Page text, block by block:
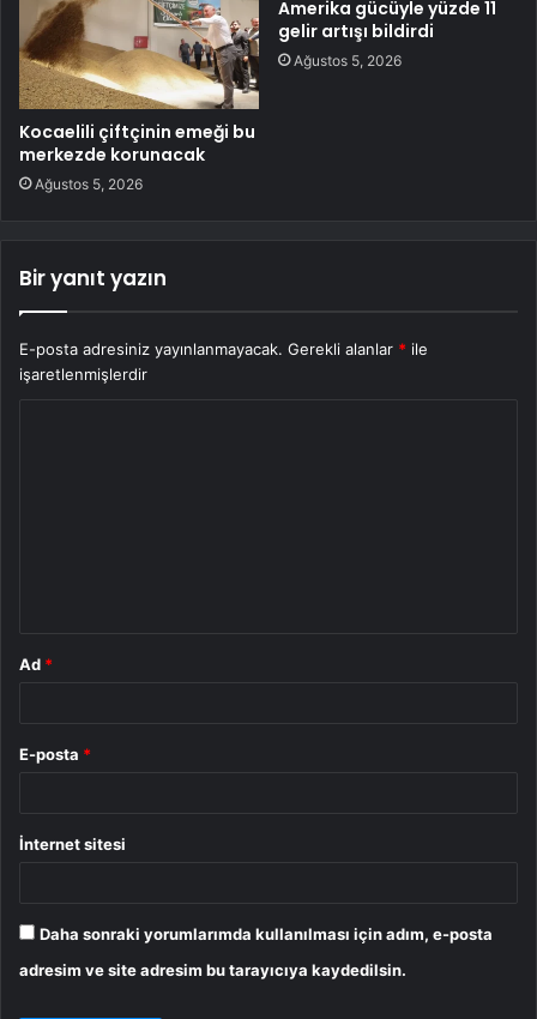
Kocaelili çiftçinin emeği bu
merkezde korunacak
Ağustos 5, 2026
Amerika gücüyle yüzde 11
gelir artışı bildirdi
Ağustos 5, 2026
Bir yanıt yazın
E-posta adresiniz yayınlanmayacak. Gerekli alanlar * ile
işaretlenmişlerdir
Ad *
E-posta *
İnternet sitesi
Daha sonraki yorumlarımda kullanılması için adım, e-posta
adresim ve site adresim bu tarayıcıya kaydedilsin.